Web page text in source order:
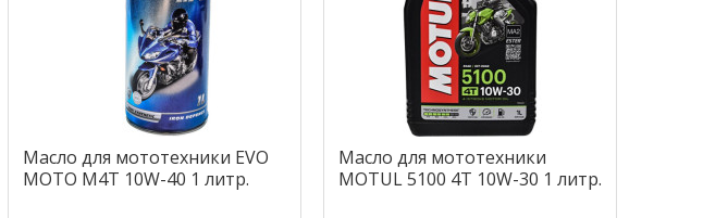
Масло для мототехники EVO
MOTO M4T 10W-40 1 литр.
Масло для мототехники
MOTUL 5100 4T 10W-30 1 литр.